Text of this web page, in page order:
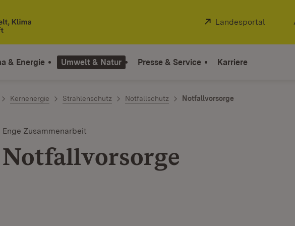
Extern:
Landesportal
& Energie Umwelt & Natur Presse & Service Karriere
Kernenergie Strahlenschutz Notfallschutz Notfallvorsorge
Enge Zusammenarbeit
Notfallvorsorge